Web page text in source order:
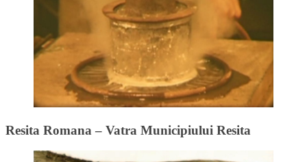
Resita Romana – Vatra Municipiului Resita